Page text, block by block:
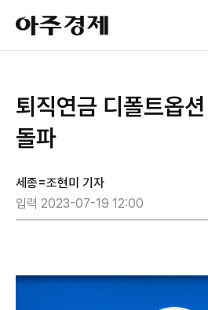
아
주
경
퇴직연금 디폴트옵
돌파
세종=조현미 기자
입력 2023-07-19 12:00